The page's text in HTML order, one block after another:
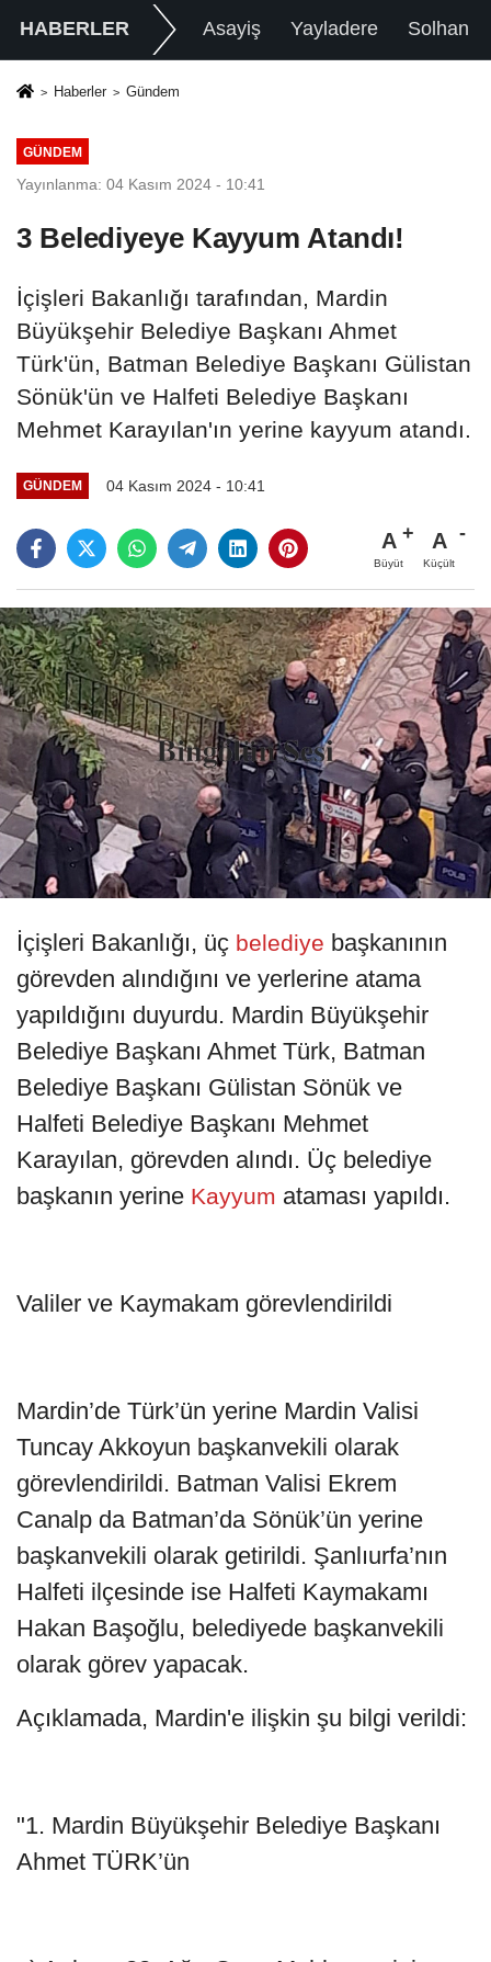
HABERLER Asayiş Yayladere Solhan
Haberler Gündem
GÜNDEM
Yayınlanma: 04 Kasım 2024 - 10:41
3 Belediyeye Kayyum Atandı!
İçişleri Bakanlığı tarafından, Mardin
Büyükşehir Belediye Başkanı Ahmet
Türk'ün, Batman Belediye Başkanı Gülistan
Sönük'ün ve Halfeti Belediye Başkanı
Mehmet Karayılan'ın yerine kayyum atandı.
GÜNDEM 04 Kasım 2024 - 10:41
A
Büyüt
A
Küçült
İçişleri Bakanlığı, üç belediye başkanının
görevden alındığını ve yerlerine atama
yapıldığını duyurdu. Mardin Büyükşehir
Belediye Başkanı Ahmet Türk, Batman
Belediye Başkanı Gülistan Sönük ve
Halfeti Belediye Başkanı Mehmet
Karayılan, görevden alındı. Üç belediye
başkanın yerine Kayyum ataması yapıldı.
Valiler ve Kaymakam görevlendirildi
Mardin’de Türk’ün yerine Mardin Valisi
Tuncay Akkoyun başkanvekili olarak
görevlendirildi. Batman Valisi Ekrem
Canalp da Batman’da Sönük’ün yerine
başkanvekili olarak getirildi. Şanlıurfa’nın
Halfeti ilçesinde ise Halfeti Kaymakamı
Hakan Başoğlu, belediyede başkanvekili
olarak görev yapacak.
Açıklamada, Mardin'e ilişkin şu bilgi verildi:
"1. Mardin Büyükşehir Belediye Başkanı
Ahmet TÜRK’ün